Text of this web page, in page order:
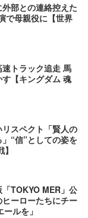
部との連絡控えた
で母親役に【世界
トラック追走 馬
【キングダム 魂
スペクト「賢人の
“信”としての姿を
TOKYO MER」公
ーローたちにチー
ルを」